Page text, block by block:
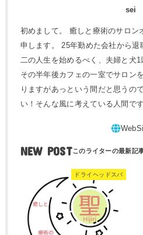
sei
初めまして。 癒しと療術のサロン
申します。 25年勤めた会社から
二の人生を始めるべく、夫婦と犬
その半年後カフェの一室でサロン
りますがあっという間だと思うの
い！そんな風に考えている人間です
NEW POST
ドライヘッドスパ